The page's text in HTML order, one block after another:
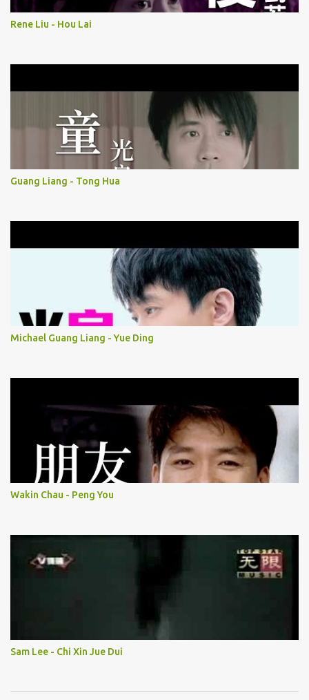
Rene Liu - Hou Lai
Guang Liang - Tong Hua
Michael Guang Liang - Yue Ding
Wakin Chau - Peng You
Sam Lee - Chi Xin Jue Dui